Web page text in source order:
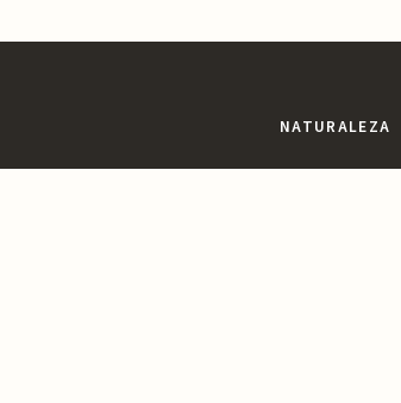
NATURALEZA
Espacios